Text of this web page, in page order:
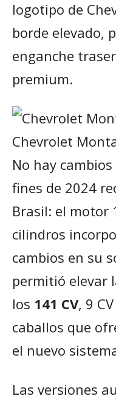
logotipo de
borde elevado,
enganche
premium.
Chevrolet
No hay
fines de 2024
Brasil: el motor
cilindros
cambios en su
permitió elevar
los 141 CV, 9
caballos que
el nuevo
Las versiones